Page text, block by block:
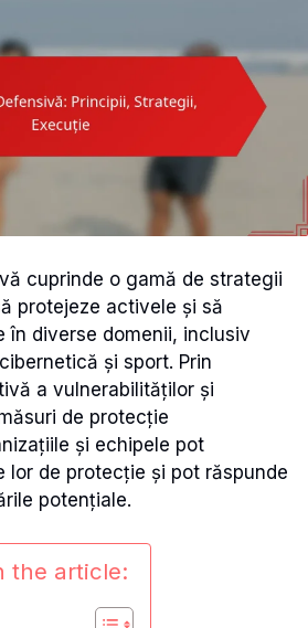
cuprinde o gamă de strategii
protejeze activele și să
în diverse domenii, inclusiv
și sport. Prin
a vulnerabilităților și
de protecție
și echipele pot
lor de protecție și pot răspunde
potențiale.
the article: